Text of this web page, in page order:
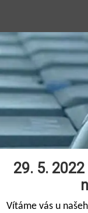
29. 5.
Vítáme vás u